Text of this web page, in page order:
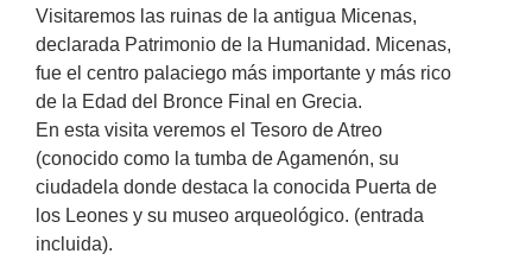
Visitaremos las ruinas de la antigua Micenas,
declarada Patrimonio de la Humanidad. Micenas,
fue el centro palaciego más importante y más rico
de la Edad del Bronce Final en Grecia.
En esta visita veremos el Tesoro de Atreo
(conocido como la tumba de Agamenón, su
ciudadela donde destaca la conocida Puerta de
los Leones y su museo arqueológico. (entrada
incluida).